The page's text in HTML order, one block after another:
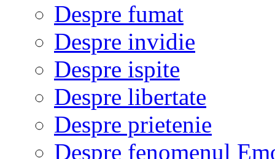
Despre fumat
Despre invidie
Despre ispite
Despre libertate
Despre prietenie
Despre fenomenul